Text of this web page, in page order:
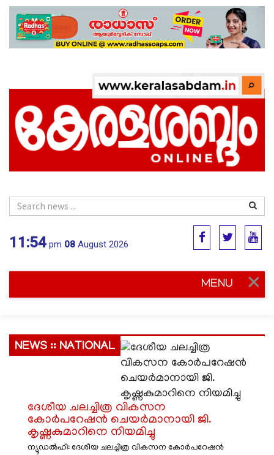
11:54 pm 08 August 2026
MENU
NEWS :: NATIONAL
ദേശീയ ചലച്ചിത്ര വികസന
കോർപറേഷൻ ചെയർമാനായി ജി.
കൃഷ്ണകുമാറിനെ നിയമിച്ചു
ന്യൂഡൽഹി: ദേശീയ ചലച്ചിത്ര വികസന കോർപറേഷൻ